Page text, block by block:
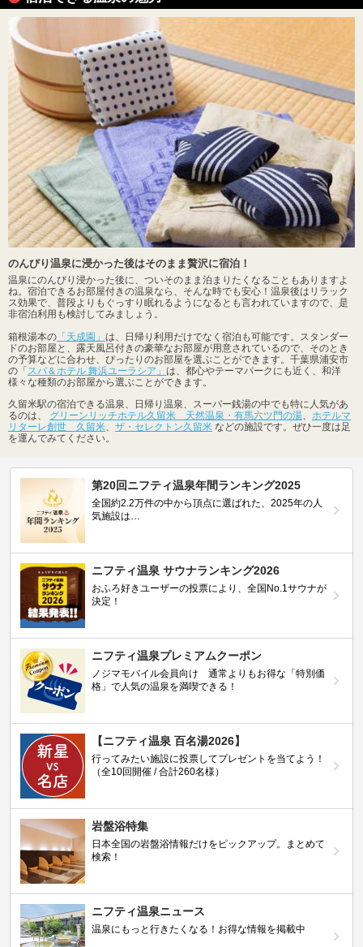
のんびり温泉に浸かった後はそのまま贅沢に宿泊！
温泉にのんびり浸かった後に、ついそのまま泊まりたくなることもありますよ
ね。宿泊できるお部屋付きの温泉なら、そんな時でも安心！温泉後はリラック
ス効果で、普段よりもぐっすり眠れるようになるとも言われていますので、是
非宿泊利用も検討してみましょう。
箱根湯本の 「天成園」 は、日帰り利用だけでなく宿泊も可能です。スタンダー
ドのお部屋と、露天風呂付きの豪華なお部屋が用意されているので、そのとき
の予算などに合わせ、ぴったりのお部屋を選ぶことができます。千葉県浦安市
の「スパ＆ホテル 舞浜ユーラシア」 は、都心やテーマパークにも近く、和洋
様々な種類のお部屋から選ぶことができます。
久留米駅の宿泊できる温泉、日帰り温泉、スーパー銭湯の中でも特に人気があ
るのは、 グリーンリッチホテル久留米 天然温泉・有馬六ツ門の湯、 ホテルマ
リターレ創世 久留米、 ザ・セレクトン久留米 などの施設です。ぜひ一度は足
を運んでみてください。
第20回ニフティ温泉年間ランキング2025
全国約2.2万件の中から頂点に選ばれた、2025年の人
気施設は…
ニフティ温泉 サウナランキング2026
おふろ好きユーザーの投票により、全国No.1サウナが
決定！
ニフティ温泉プレミアムクーポン
ノジマモバイル会員向け 通常よりもお得な「特別価
格」で人気の温泉を満喫できる！
【ニフティ温泉 百名湯2026】
行ってみたい施設に投票してプレゼントを当てよう！
（全10回開催 / 合計260名様）
岩盤浴特集
日本全国の岩盤浴情報だけをピックアップ。まとめて
検索！
ニフティ温泉ニュース
温泉にもっと行きたくなる！お得な情報を掲載中